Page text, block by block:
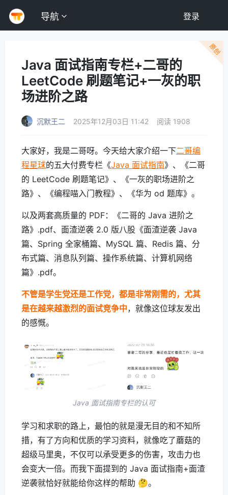
导航 登录
原创
Java 面试指南专栏+二哥的
LeetCode 刷题笔记+一灰的职
场进阶之路
沉默王二 2025年12月03日 11:42 阅读 1908
大家好，我是二哥呀。今天给大家介绍一下二哥编
程星球的五大付费专栏《Java 面试指南》、《二哥
的 LeetCode 刷题笔记》、《一灰的职场进阶之
路》、《编程喵入门教程》、《华为 od 题库》。
以及两套高质量的 PDF：《二哥的 Java 进阶之
路》.pdf、面渣逆袭 2.0 版八股《面渣逆袭 Java
篇、Spring 全家桶篇、MySQL 篇、Redis 篇、分
布式篇、消息队列篇、操作系统篇、计算机网络
篇》.pdf。
不管是学生党还是工作党，都是非常刚需的，尤其
是在越来越激烈的面试竞争中，就像这位球友发出
的感慨。
Java 面试指南专栏的认可
学习和求职的路上，最怕的就是漫无目的和不知所
措，有了方向和优质的学习资料，就像吃了蘑菇的
超级马里奥，不仅可以承受更多的伤害，攻击力也
会变大一倍。而我下面提到的 Java 面试指南+面渣
逆袭就恰好就能给你这样的帮助 🤔。